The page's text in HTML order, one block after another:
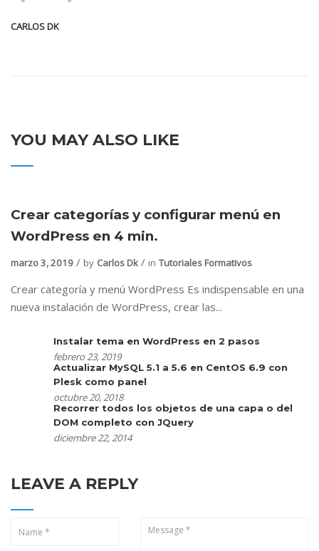
CARLOS DK
YOU MAY ALSO LIKE
Crear categorías y configurar menú en
WordPress en 4 min.
marzo 3, 2019 by Carlos Dk in Tutoriales Formativos
Crear categoría y menú WordPress Es indispensable en una
nueva instalación de WordPress, crear las...
Instalar tema en WordPress en 2 pasos
febrero 23, 2019
Actualizar MySQL 5.1 a 5.6 en CentOS 6.9 con
Plesk como panel
octubre 20, 2018
Recorrer todos los objetos de una capa o del
DOM completo con JQuery
diciembre 22, 2014
LEAVE A REPLY